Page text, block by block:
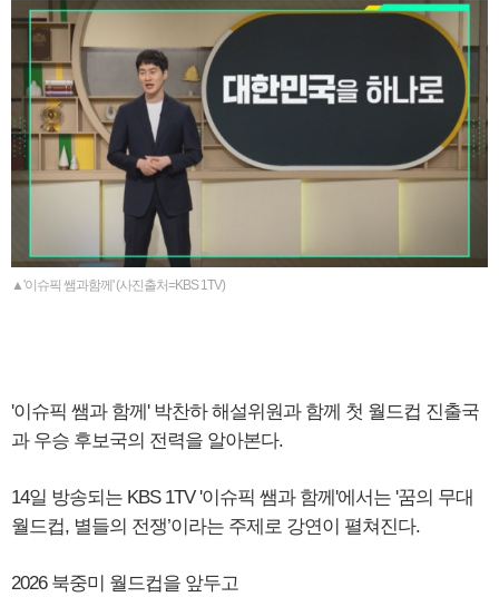
▲'이슈픽 쌤과함께' (사진출처=KBS 1TV)
'이슈픽 쌤과 함께' 박찬하 해설위원과 함께 첫 월드컵 진출국
과 우승 후보국의 전력을 알아본다.
14일 방송되는 KBS 1TV '이슈픽 쌤과 함께'에서는 '꿈의 무대
월드컵, 별들의 전쟁’이라는 주제로 강연이 펼쳐진다.
2026 북중미 월드컵을 앞두고